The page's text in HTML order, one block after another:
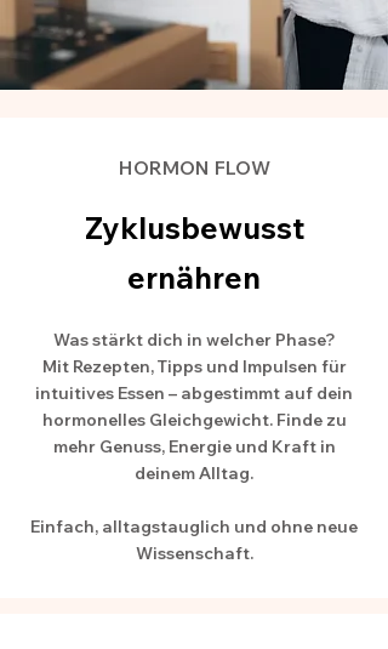
HORMON FLOW
Zyklusbewusst
ernähren
Was stärkt dich in welcher Phase?
Mit Rezepten, Tipps und Impulsen für
intuitives Essen – abgestimmt auf dein
hormonelles Gleichgewicht. Finde zu
mehr Genuss, Energie und Kraft in
deinem Alltag.
Einfach, alltagstauglich und ohne neue
Wissenschaft.